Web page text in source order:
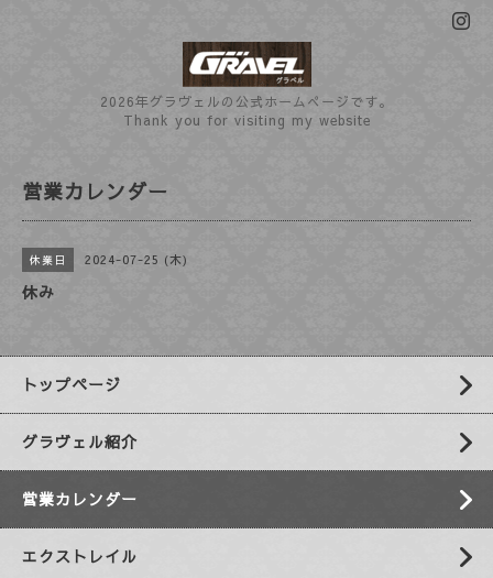
2026年グラヴェルの公式ホームぺージです。
Thank you for visiting my website
営業カレンダー
休業日 2024-07-25 (木)
休み
トップページ
グラヴェル紹介
営業カレンダー
エクストレイル